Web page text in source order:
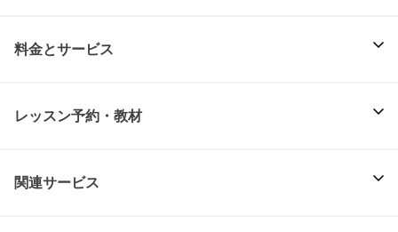
料金とサービス
レッスン予約・教材
関連サービス